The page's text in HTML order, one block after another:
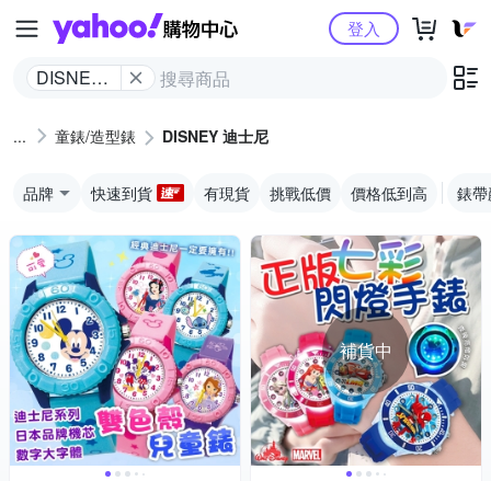
Yahoo購物中心
DISNEY
登入
童錶/造型錶 DISNEY 迪士尼
品牌 快速到貨 有現貨 挑戰低價 價格低到高 錶
補貨中